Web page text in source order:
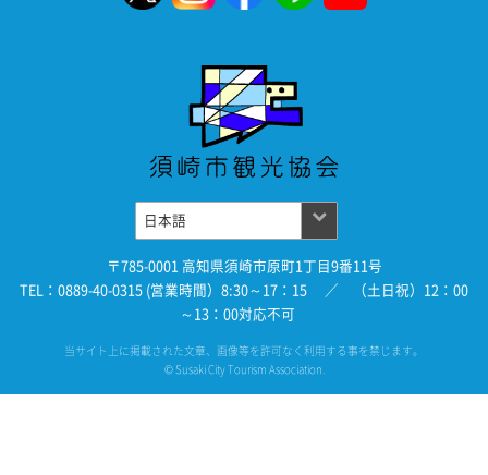
〒785-0001 高知県須崎市原町1丁目9番11号
TEL：0889-40-0315 (営業時間）8:30～17：15 ／ （土日祝）12：00
～13：00対応不可
当サイト上に掲載された文章、画像等を許可なく利用する事を禁じます。
© Susaki City Tourism Association.